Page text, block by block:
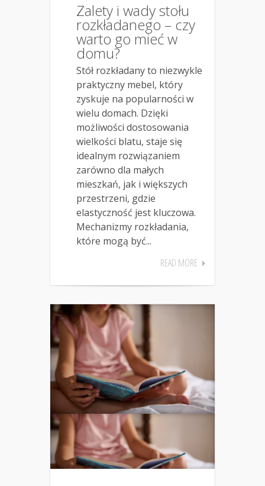
Zalety i wady stołu
rozkładanego – czy
warto go mieć w
domu?
Stół rozkładany to niezwykle
praktyczny mebel, który
zyskuje na popularności w
wielu domach. Dzięki
możliwości dostosowania
wielkości blatu, staje się
idealnym rozwiązaniem
zarówno dla małych
mieszkań, jak i większych
przestrzeni, gdzie
elastyczność jest kluczowa.
Mechanizmy rozkładania,
które mogą być...
READ MORE